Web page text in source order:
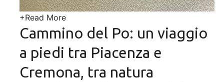
+Read More
Cammino del Po: un viaggio
a piedi tra Piacenza e
Cremona, tra natura